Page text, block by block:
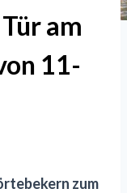
am
11-
zum